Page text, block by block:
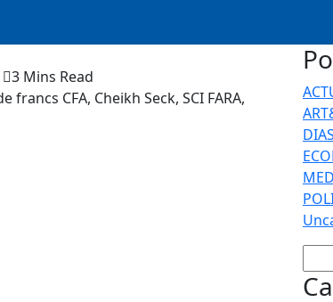
3 Mins Read